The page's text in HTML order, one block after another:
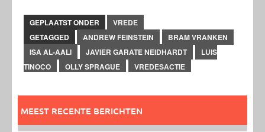
GEPLAATST ONDER
VREDE
GETAGGED
ANDREW FEINSTEIN
BRAM VRANKEN
ISA AL-AALI
JAVIER GARATE NEIDHARDT
LUIS
TINOCO
OLLY SPRAGUE VREDESACTIE
MEEST RECENTE BERICHTEN